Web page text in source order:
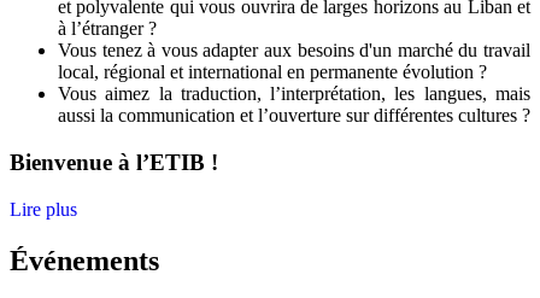
et polyvalente qui vous ouvrira de larges horizons au Liban et
à l’étranger ?
Vous tenez à vous adapter aux besoins d'un marché du travail
local, régional et international en permanente évolution ?
Vous aimez la traduction, l’interprétation, les langues, mais
aussi la communication et l’ouverture sur différentes cultures ?
Bienvenue à l’ETIB !
Lire plus
Événements